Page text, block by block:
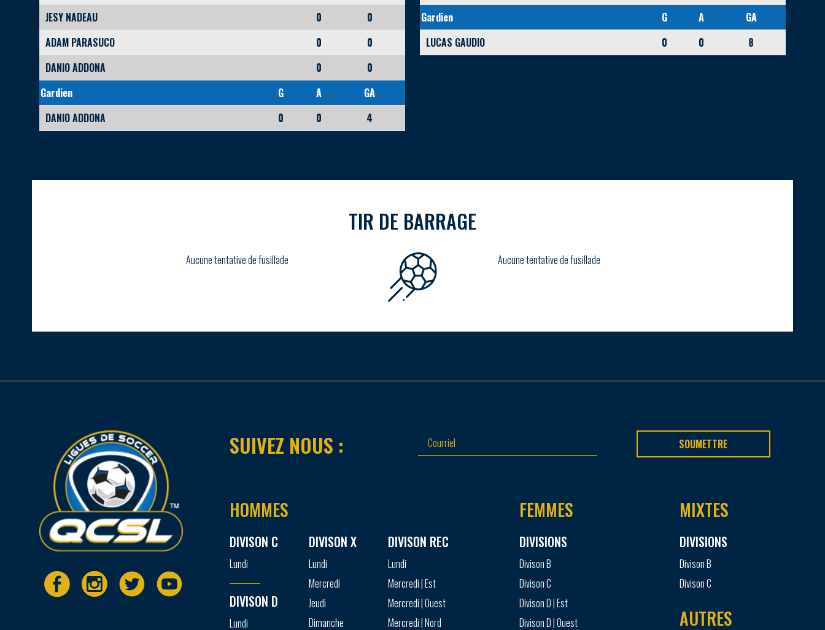
JESY NADEAU
0
0
ADAM PARASUCO
0
0
DANIO ADDONA
0
0
Gardien
G A
GA
DANIO ADDONA
0 0 4
Gardien
G A
GA
LUCAS GAUDIO
0 0 8
TIR DE BARRAGE
Aucune tentative de fusillade Aucune tentative de fusillade
SUIVEZ NOUS : SOUMETTRE
HOMMES
DIVISON C
Lundi
DIVISON D
Lundi
DIVISON X
Lundi
Mercredi
Jeudi
Dimanche
DIVISON REC
Lundi
Mercredi | Est
Mercredi | Ouest
Mercredi | Nord
FEMMES
DIVISIONS
Divison B
Divison C
Divison D | Est
Divison D | Ouest
MIXTES
DIVISIONS
Divison B
Divison C
AUTRES